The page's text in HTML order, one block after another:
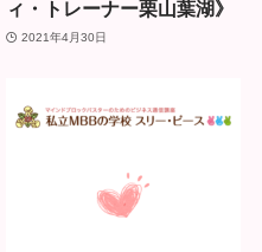
ィ・トレーナー栗山葉湖》
2021年4月30日